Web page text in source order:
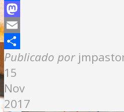
Facebook
Mastodon
Email
Compartir
Publicado por
15
Nov
2017